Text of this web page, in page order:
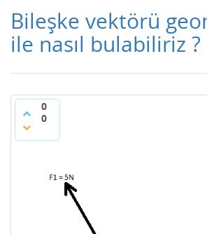
Bileşke vektörü
ile nasıl bulabiliriz ?
0
0